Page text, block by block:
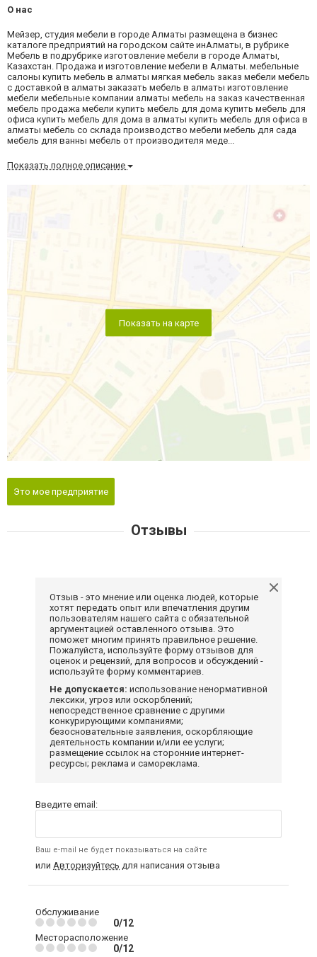
О нас
Мейзер, студия мебели в городе Алматы размещена в бизнес
каталоге предприятий на городском сайте инАлматы, в рубрике
Мебель в подрубрике изготовление мебели в городе Алматы,
Казахстан. Продажа и изготовление мебели в Алматы. мебельные
салоны купить мебель в алматы мягкая мебель заказ мебели мебель
с доставкой в алматы заказать мебель в алматы изготовление
мебели мебельные компании алматы мебель на заказ качественная
мебель продажа мебели купить мебель для дома купить мебель для
офиса купить мебель для дома в алматы купить мебель для офиса в
алматы мебель со склада производство мебели мебель для сада
мебель для ванны мебель от производителя меде...
Показать полное описание
Показать на карте
Это мое предприятие
Отзывы
Отзыв - это мнение или оценка людей, которые
хотят передать опыт или впечатления другим
пользователям нашего сайта с обязательной
аргументацией оставленного отзыва. Это
поможет многим принять правильное решение.
Пожалуйста, используйте форму отзывов для
оценок и рецензий, для вопросов и обсуждений -
используйте форму комментариев.
Не допускается: использование ненормативной
лексики, угроз или оскорблений;
непосредственное сравнение с другими
конкурирующими компаниями;
безосновательные заявления, оскорбляющие
деятельность компании и/или ее услуги;
размещение ссылок на сторонние интернет-
ресурсы; реклама и самореклама.
Введите email:
Ваш e-mail не будет показываться на сайте
или Авторизуйтесь для написания отзыва
Обслуживание
0/12
Месторасположение
0/12